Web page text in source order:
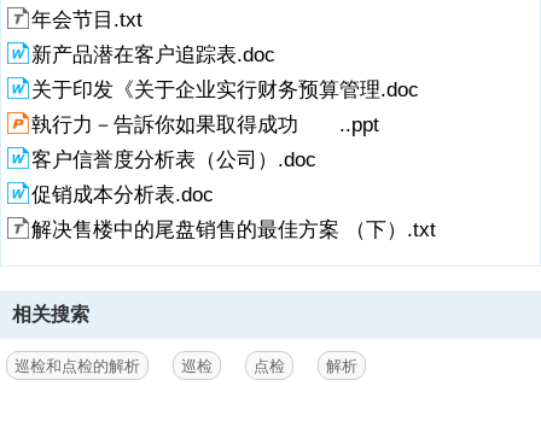
年会节目.txt
新产品潜在客户追踪表.doc
关于印发《关于企业实行财务预算管理.doc
執行力－告訴你如果取得成功 ..ppt
客户信誉度分析表（公司）.doc
促销成本分析表.doc
解决售楼中的尾盘销售的最佳方案 （下）.txt
相关搜索
巡检和点检的解析 巡检 点检 解析